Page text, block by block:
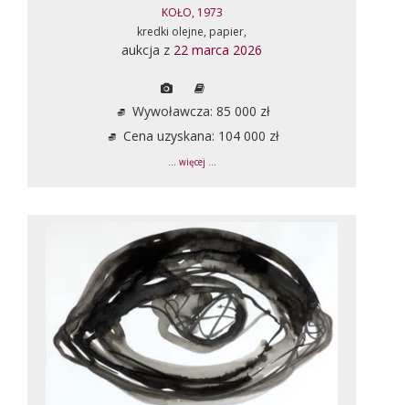
KOŁO, 1973
kredki olejne, papier,
aukcja z 22 marca 2026
Wywoławcza: 85 000 zł
Cena uzyskana: 104 000 zł
... więcej ...